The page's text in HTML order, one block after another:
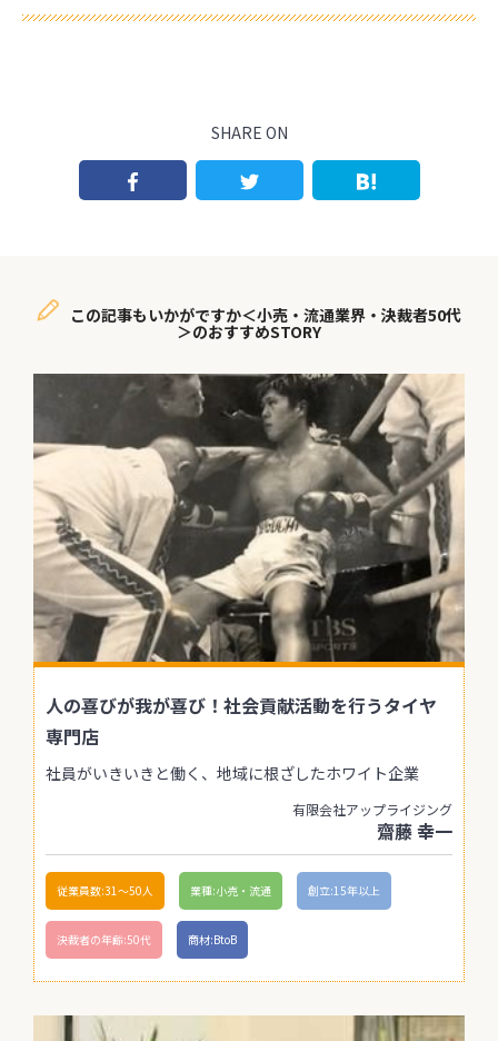
SHARE ON
この記事もいかがですか＜小売・流通業界・決裁者50代
＞のおすすめSTORY
人の喜びが我が喜び！社会貢献活動を行うタイヤ
専門店
社員がいきいきと働く、地域に根ざしたホワイト企業
有限会社アップライジング
齋藤 幸一
従業員数:31〜50人 業種:小売・流通 創立:15年以上
決裁者の年齢:50代 商材:BtoB